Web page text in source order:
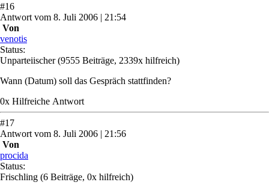
#16
Antwort vom 8. Juli 2006 | 21:54
Von
venotis
Status:
Unparteiischer (9555 Beiträge, 2339x hilfreich)
Wann (Datum) soll das Gespräch stattfinden?
0x Hilfreiche Antwort
#17
Antwort vom 8. Juli 2006 | 21:56
Von
procida
Status:
Frischling (6 Beiträge, 0x hilfreich)